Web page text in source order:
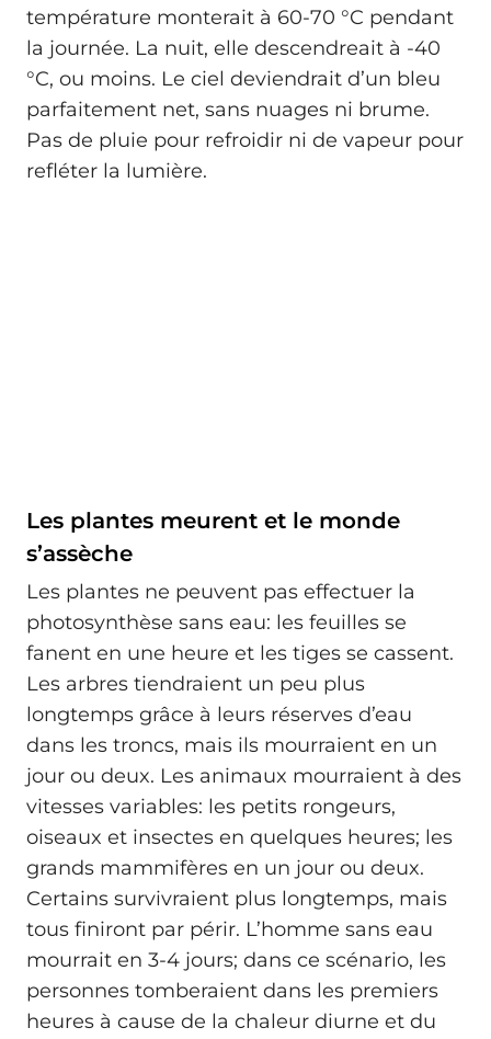
température monterait à 60-70 °C pendant
la journée. La nuit, elle descendreait à -40
°C, ou moins. Le ciel deviendrait d’un bleu
parfaitement net, sans nuages ni brume.
Pas de pluie pour refroidir ni de vapeur pour
refléter la lumière.
Les plantes meurent et le monde
s’assèche
Les plantes ne peuvent pas effectuer la
photosynthèse sans eau: les feuilles se
fanent en une heure et les tiges se cassent.
Les arbres tiendraient un peu plus
longtemps grâce à leurs réserves d’eau
dans les troncs, mais ils mourraient en un
jour ou deux. Les animaux mourraient à des
vitesses variables: les petits rongeurs,
oiseaux et insectes en quelques heures; les
grands mammifères en un jour ou deux.
Certains survivraient plus longtemps, mais
tous finiront par périr. L’homme sans eau
mourrait en 3-4 jours; dans ce scénario, les
personnes tomberaient dans les premiers
heures à cause de la chaleur diurne et du